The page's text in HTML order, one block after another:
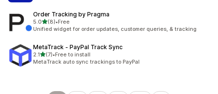
Order Tracking by Pragma
5.0滿分 5 顆星
(8)
共有 8 則評價
•Free
Unified widget for order updates, customer queries, & tracking
MetaTrack ‑ PayPal Track Sync
2.1滿分 5 顆星
(7)
共有 7 則評價
•Free to install
MetaTrack auto sync trackings to PayPal